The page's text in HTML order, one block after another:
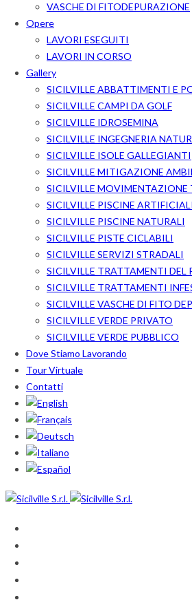
VASCHE DI FITODEPURAZIONE
Opere
LAVORI ESEGUITI
LAVORI IN CORSO
Gallery
SICILVILLE ABBATTIMENTI E
SICILVILLE CAMPI DA GOLF
SICILVILLE IDROSEMINA
SICILVILLE INGEGNERIA
SICILVILLE ISOLE GALLEGIANTI
SICILVILLE MITIGAZIONE
SICILVILLE MOVIMENTAZIONE
SICILVILLE PISCINE ARTIFICIALI
SICILVILLE PISCINE NATURALI
SICILVILLE PISTE CICLABILI
SICILVILLE SERVIZI STRADALI
SICILVILLE TRATTAMENTI DEL
SICILVILLE TRATTAMENTI
SICILVILLE VASCHE DI FITO
SICILVILLE VERDE PRIVATO
SICILVILLE VERDE PUBBLICO
Dove Stiamo Lavorando
Tour Virtuale
Contatti